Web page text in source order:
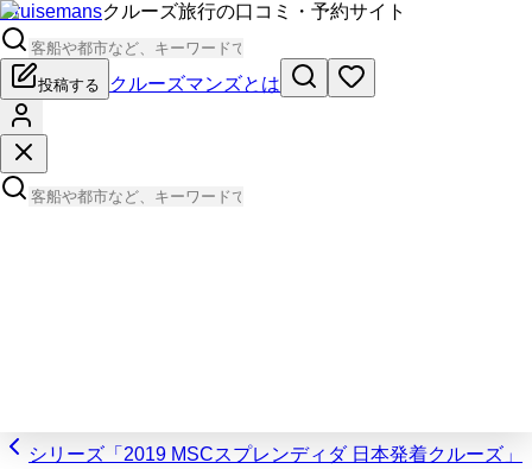
Cruisemansクルーズ旅行の口コミ・予約サイト
投稿する クルーズマンズとは
シリーズ「2019 MSCスプレンディダ 日本発着クルーズ」